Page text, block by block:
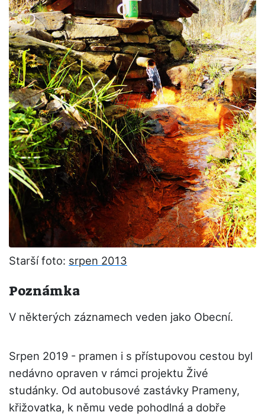
Starší foto: srpen 2013
Poznámka
V některých záznamech veden jako Obecní.
Srpen 2019 - pramen i s přístupovou cestou byl
nedávno opraven v rámci projektu Živé
studánky. Od autobusové zastávky Prameny,
křižovatka, k němu vede pohodlná a dobře